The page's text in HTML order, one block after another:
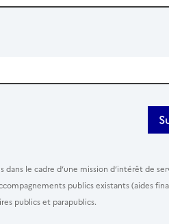
le cadre d’une mission d’intérêt de
publics existants (aides
publics et parapublics.